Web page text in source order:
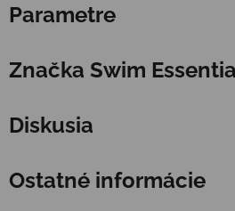
Parametre
Značka Swim
Diskusia
Ostatné informácie